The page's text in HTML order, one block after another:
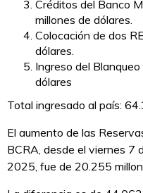
Créditos del Banco
millones de dólares.
Colocación de dos
dólares.
Ingreso del
dólares
Total ingresado al país:
El aumento de las
BCRA, desde el viernes 7
2025, fue de 20.255